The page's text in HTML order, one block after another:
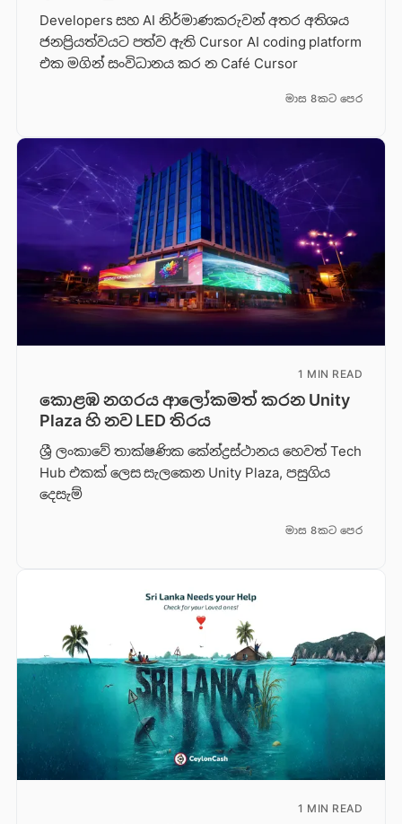
Developers සහ AI නිර්මාණකරුවන් අතර අතිශය
ජනප්‍රියත්වයට පත්ව ඇති Cursor AI coding platform
එක මගින් සංවිධානය කර න Café Cursor
මාස 8කට පෙර
1 MIN READ
කොළඹ නගරය ආලෝකමත් කරන Unity
Plaza හි නව LED තිරය
ශ්‍රී ලංකාවේ තාක්ෂණික කේන්ද්‍රස්ථානය හෙවත් Tech
Hub එකක් ලෙස සැලකෙන Unity Plaza, පසුගිය
දෙසැම්
මාස 8කට පෙර
1 MIN READ